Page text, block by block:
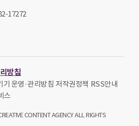
17272
방침
운영·관리방침 저작권정책 RSS안내
스
CONTENT AGENCY ALL RIGHTS